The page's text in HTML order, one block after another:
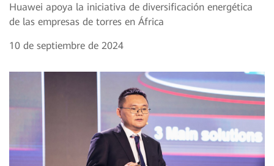
Huawei apoya la iniciativa de diversificación energética
de las empresas de torres en África
10 de septiembre de 2024